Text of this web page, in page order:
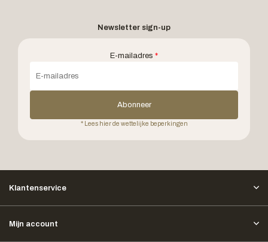
Newsletter sign-up
E-mailadres *
Abonneer
* Lees hier de wettelijke beperkingen
Klantenservice
Mijn account